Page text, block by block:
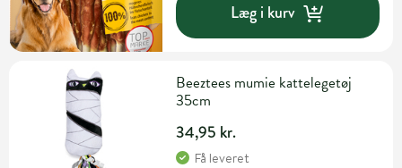
Læg i kurv
Beeztees mumie kattelegetøj
35cm
34,95 kr.
Få leveret